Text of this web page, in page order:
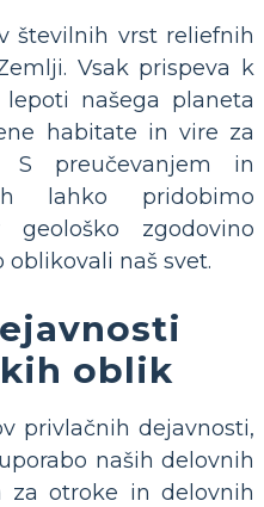
številnih vrst reliefnih
Vsak prispeva k
našega planeta
habitate in vire za
preučevanjem in
lahko pridobimo
zgodovino
oblikovali naš svet.
oblik
privlačnih dejavnosti,
naših delovnih
za otroke in delovnih